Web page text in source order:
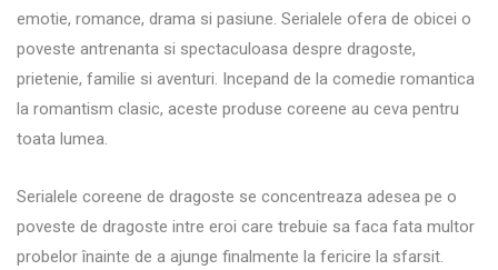
emotie, romance, drama si pasiune. Serialele ofera de obicei o
poveste antrenanta si spectaculoasa despre dragoste,
prietenie, familie si aventuri. Incepand de la comedie romantica
la romantism clasic, aceste produse coreene au ceva pentru
toata lumea.
Serialele coreene de dragoste se concentreaza adesea pe o
poveste de dragoste intre eroi care trebuie sa faca fata multor
probelor înainte de a ajunge finalmente la fericire la sfarsit.